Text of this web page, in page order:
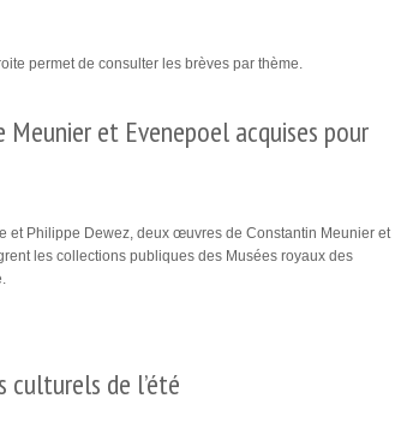
permet de consulter les brèves par thème.
Meunier et Evenepoel acquises pour
et Philippe Dewez, deux œuvres de Constantin Meunier et
les collections publiques des Musées royaux des
culturels de l’été